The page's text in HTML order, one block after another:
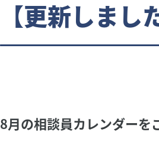
【更新しま
8月の相談員カレンダーを